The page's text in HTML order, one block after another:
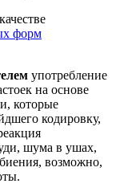
форм
употребление
на основе
которые
кодировку,
шума в ушах,
возможно,